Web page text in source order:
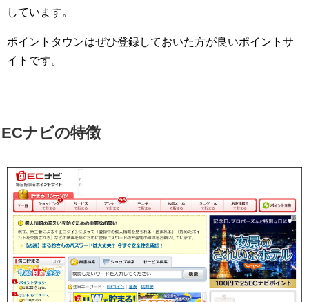
しています。
ポイントタウンはぜひ登録しておいた方が良いポイントサ
イトです。
ECナビの特徴